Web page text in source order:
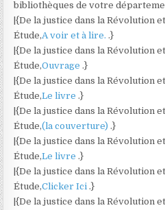
bibliothèques de votre
|{De la justice dans la Révolution
Étude,A voir et à lire..}
|{De la justice dans la Révolution
Étude,Ouvrage.}
|{De la justice dans la Révolution
Étude,Le livre.}
|{De la justice dans la Révolution
Étude,(la couverture).}
|{De la justice dans la Révolution
Étude,Le livre.}
|{De la justice dans la Révolution
Étude,Clicker Ici.}
|{De la justice dans la Révolution